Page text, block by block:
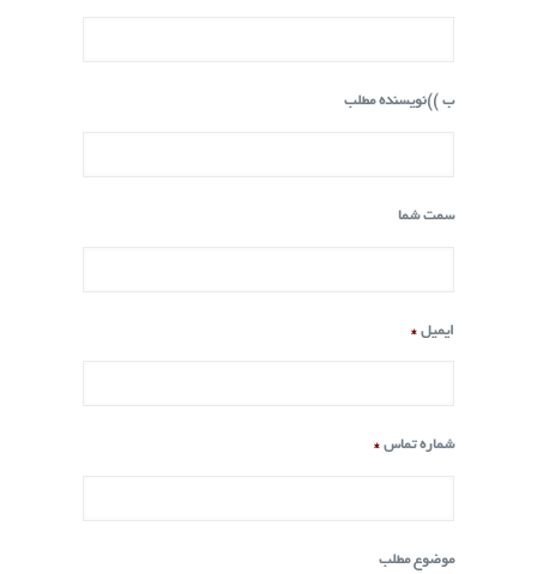
ب ))نویسنده مطلب
سمت شما
ایمیل *
شماره تماس *
موضوع مطلب